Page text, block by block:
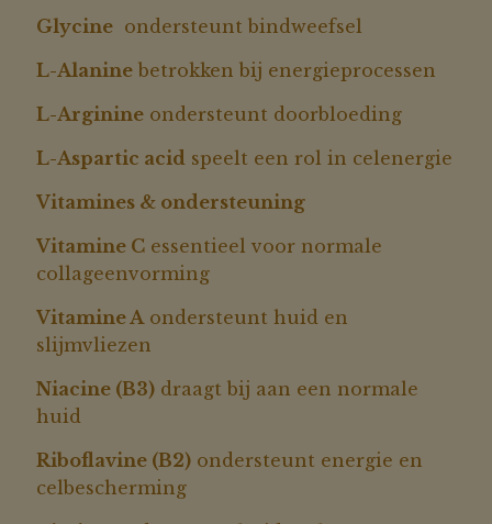
Glycine ondersteunt bindweefsel
L-Alanine betrokken bij energieprocessen
L-Arginine ondersteunt doorbloeding
L-Aspartic acid speelt een rol in celenergie
Vitamines & ondersteuning
Vitamine C essentieel voor normale
collageenvorming
Vitamine A ondersteunt huid en
slijmvliezen
Niacine (B3) draagt bij aan een normale
huid
Riboflavine (B2) ondersteunt energie en
celbescherming